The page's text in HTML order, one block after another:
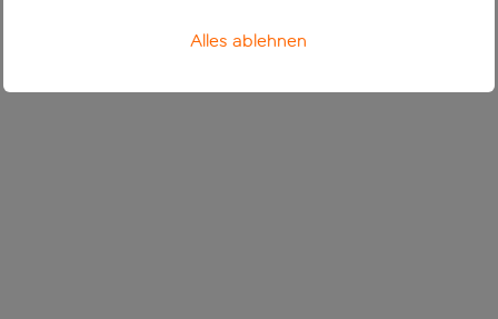
Alles ablehnen